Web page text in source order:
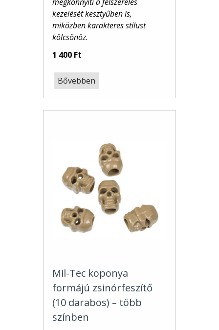
kezelését kesztyűben is,
miközben karakteres stílust
kölcsönöz.
1 400 Ft
Bővebben
Mil-Tec koponya
formájú zsinórfeszítő
(10 darabos) – több
színben